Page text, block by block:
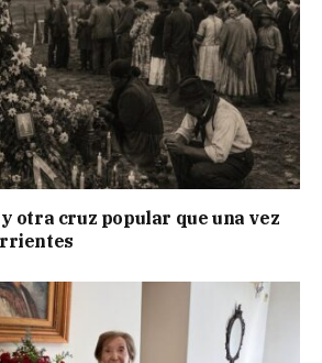
otra cruz popular que una vez